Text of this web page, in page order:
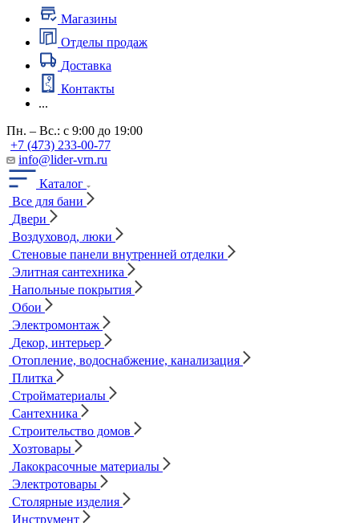
Магазины
Отделы продаж
Доставка
Контакты
...
Пн. – Вс.: с 9:00 до 19:00
+7 (473) 233-00-77
info@lider-vrn.ru
Каталог
Все для бани
Двери
Воздуховод, люки
Стеновые панели внутренней отделки
Элитная сантехника
Напольные покрытия
Обои
Электромонтаж
Декор, интерьер
Отопление, водоснабжение, канализация
Плитка
Стройматериалы
Сантехника
Строительство домов
Хозтовары
Лакокрасочные материалы
Электротовары
Столярные изделия
Инструмент